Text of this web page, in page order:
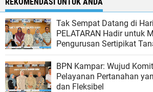
Tak Sempat Datang di
PELATARAN Hadir untuk
Pengurusan Sertipikat
dan Minggu
BPN Kampar: Wujud
Pelayanan Pertanahan
dan Fleksibel